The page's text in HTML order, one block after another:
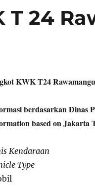
T 24
KWK T24
berdasarkan Dinas
based on Jakarta
Kendaraan
Type